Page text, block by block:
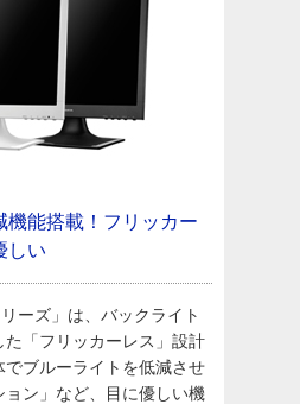
機能搭載！フリッカー
しい
ーズ」は、バックライト
「フリッカーレス」設計
ブルーライトを低減させ
ン」など、目に優しい機